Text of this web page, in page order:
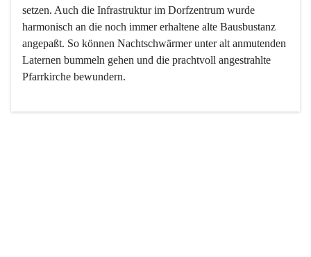
setzen. Auch die Infrastruktur im Dorfzentrum wurde
harmonisch an die noch immer erhaltene alte Bausbustanz
angepaßt. So können Nachtschwärmer unter alt anmutenden
Laternen bummeln gehen und die prachtvoll angestrahlte
Pfarrkirche bewundern.
Der Weinbau dominert heute nicht mehr, ist aber integrativer